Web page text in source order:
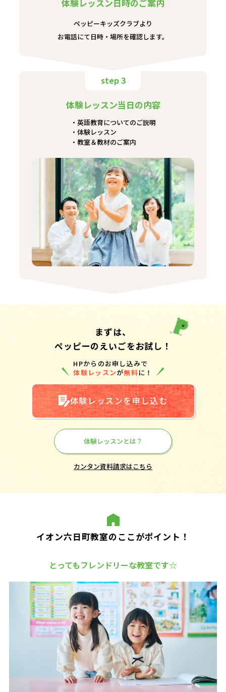
体験レッスン日時のご案内
ペッピーキッズクラブより
お電話にて日時・場所を確認します。
step 3
体験レッスン当日の内容
英語教育についてのご説明
体験レッスン
教室＆教材のご案内
まずは、
ペッピーのえいごをお試し！
HPからのお申し込みで
体験レッスンが無料に！
体験レッスンを申し込む
体験レッスンとは？
カンタン資料請求はこちら
イオン六日町教室のここがポイント！
とってもフレンドリーな教室です☆